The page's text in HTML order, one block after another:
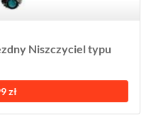
Niszczyciel typu
zł